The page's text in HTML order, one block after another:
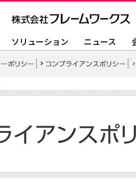
ソリューション ニュース